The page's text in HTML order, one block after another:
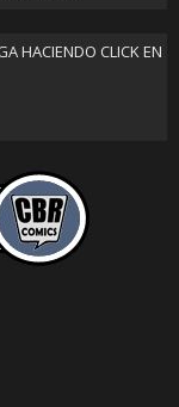
HACIENDO CLICK EN